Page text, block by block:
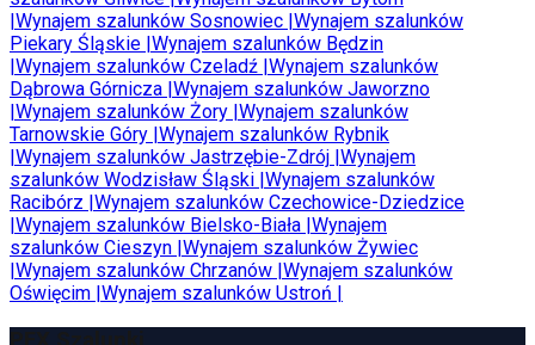
Wynajem szalunków Sosnowiec Wynajem szalunków
Piekary Śląskie Wynajem szalunków Będzin
Wynajem szalunków Czeladź Wynajem szalunków
Dąbrowa Górnicza Wynajem szalunków Jaworzno
Wynajem szalunków Żory Wynajem szalunków
Tarnowskie Góry Wynajem szalunków Rybnik
Wynajem szalunków Jastrzębie-Zdrój Wynajem
szalunków Wodzisław Śląski Wynajem szalunków
Racibórz Wynajem szalunków Czechowice-Dziedzice
Wynajem szalunków Bielsko-Biała Wynajem
szalunków Cieszyn Wynajem szalunków Żywiec
Wynajem szalunków Chrzanów Wynajem szalunków
Oświęcim Wynajem szalunków Ustroń